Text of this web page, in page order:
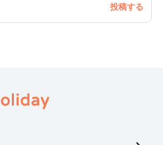
お蕎麦のお店と、長野県長寿食